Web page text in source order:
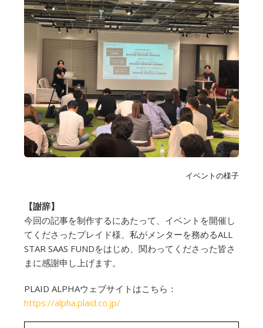
イベントの様子
【謝辞】
今回の記事を制作するにあたって、イベントを開催し
てくださったプレイド様、私がメンターを務めるALL
STAR SAAS FUNDをはじめ、関わってくださった皆さ
まに感謝申し上げます。
PLAID ALPHAウェブサイトはこちら：
https://alpha.plaid.co.jp/